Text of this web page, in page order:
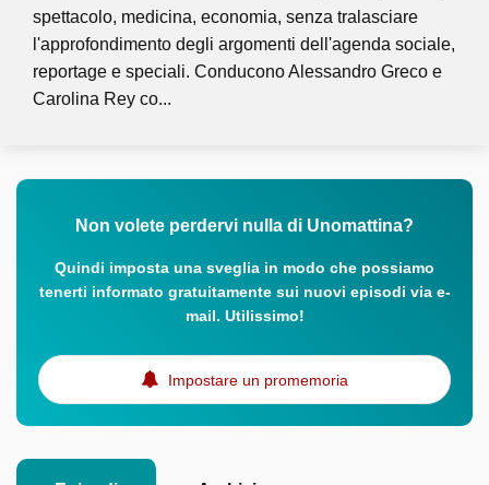
spettacolo, medicina, economia, senza tralasciare
l'approfondimento degli argomenti dell'agenda sociale,
reportage e speciali. Conducono Alessandro Greco e
Carolina Rey co...
Non volete perdervi nulla di Unomattina?
Quindi imposta una sveglia in modo che possiamo
tenerti informato gratuitamente sui nuovi episodi via e-
mail. Utilissimo!
Impostare un promemoria